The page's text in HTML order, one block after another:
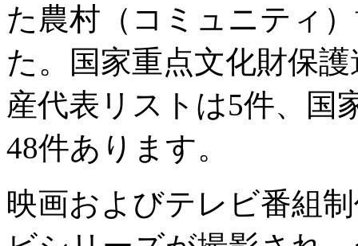
た農村（コミュニティ
た。国家重点文化財保
産代表リストは5件、国
48件あります。
映画およびテレビ番組